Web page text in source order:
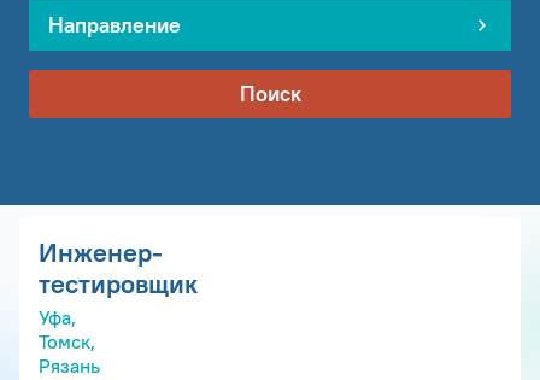
Направление
Поиск
Инженер-
тестировщик
Уфа,
Томск,
Рязань